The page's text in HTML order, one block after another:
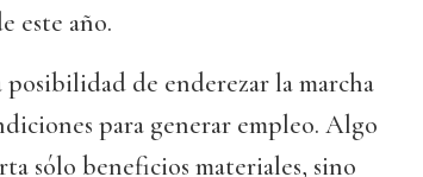
este año.
de enderezar la marcha
para generar empleo. Algo
sólo beneficios materiales, sino